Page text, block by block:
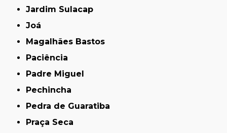
Jardim Sulacap
Joá
Magalhães Bastos
Paciência
Padre Miguel
Pechincha
Pedra de Guaratiba
Praça Seca